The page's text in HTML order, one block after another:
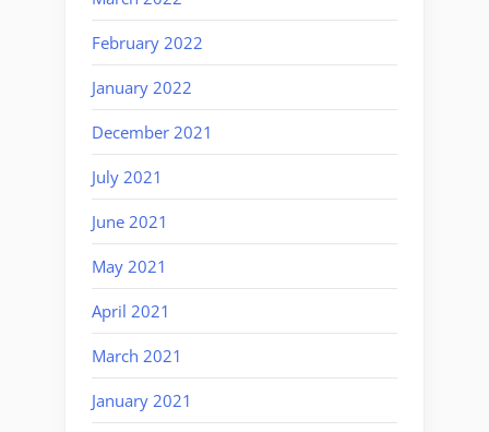
February 2022
January 2022
December 2021
July 2021
June 2021
May 2021
April 2021
March 2021
January 2021